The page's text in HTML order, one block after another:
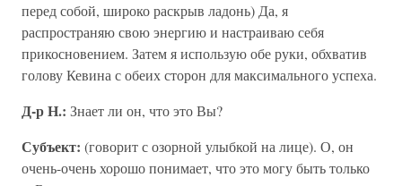
перед собой, широко раскрыв ладонь) Да, я
распространяю свою энергию и настраиваю себя
прикосновением. Затем я использую обе руки, обхватив
голову Кевина с обеих сторон для максимального успеха.
Д-р Н.: Знает ли он, что это Вы?
Субъект: (говорит с озорной улыбкой на лице). О, он
очень-очень хорошо понимает, что это могу быть только